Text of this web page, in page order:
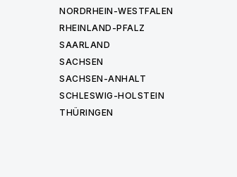
NORDRHEIN-WESTFALEN
RHEINLAND-PFALZ
SAARLAND
SACHSEN
SACHSEN-ANHALT
SCHLESWIG-HOLSTEIN
THÜRINGEN